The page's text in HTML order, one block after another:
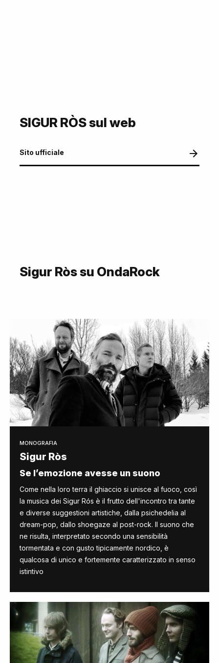
SIGUR RÒS sul web
Sito ufficiale
Sigur Ròs su OndaRock
MONOGRAFIA
Sigur Ròs
Se l’emozione avesse un suono
Come nella loro terra il ghiaccio si unisce al fuoco, così
la musica dei Sigur Rós è il frutto dell'incontro tra tante
e diverse suggestioni artistiche, dalla psichedelia al
dream-pop, dallo shoegaze al post-rock. Il suono che
ne risulta, interpretato secondo una sensibilità
tormentata e con gusto tipicamente nordico, è
qualcosa di unico e fortemente caratterizzato in senso
istintivo